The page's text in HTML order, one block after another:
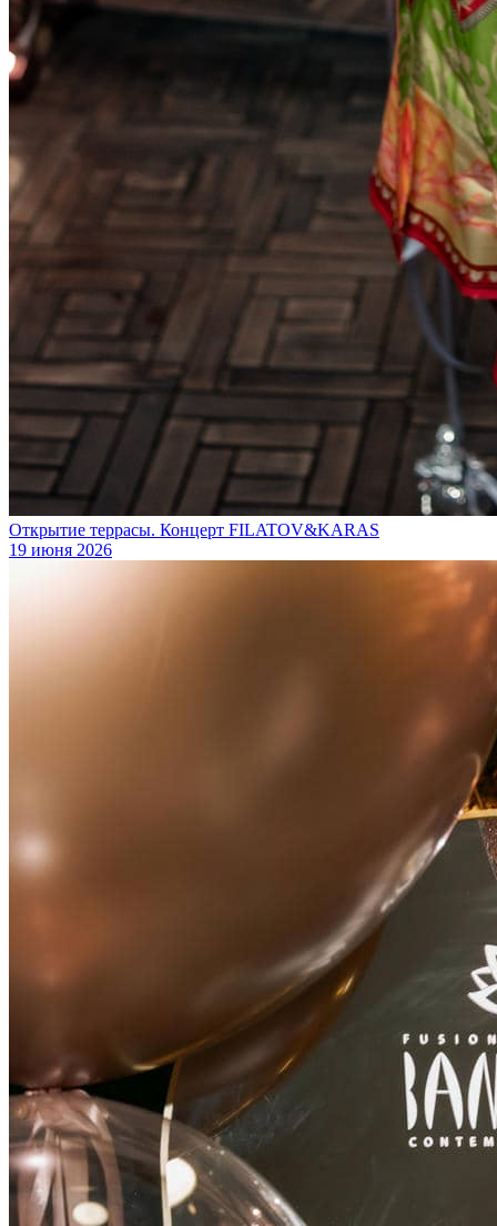
Открытие террасы. Концерт FILATOV&KARAS
19 июня 2026